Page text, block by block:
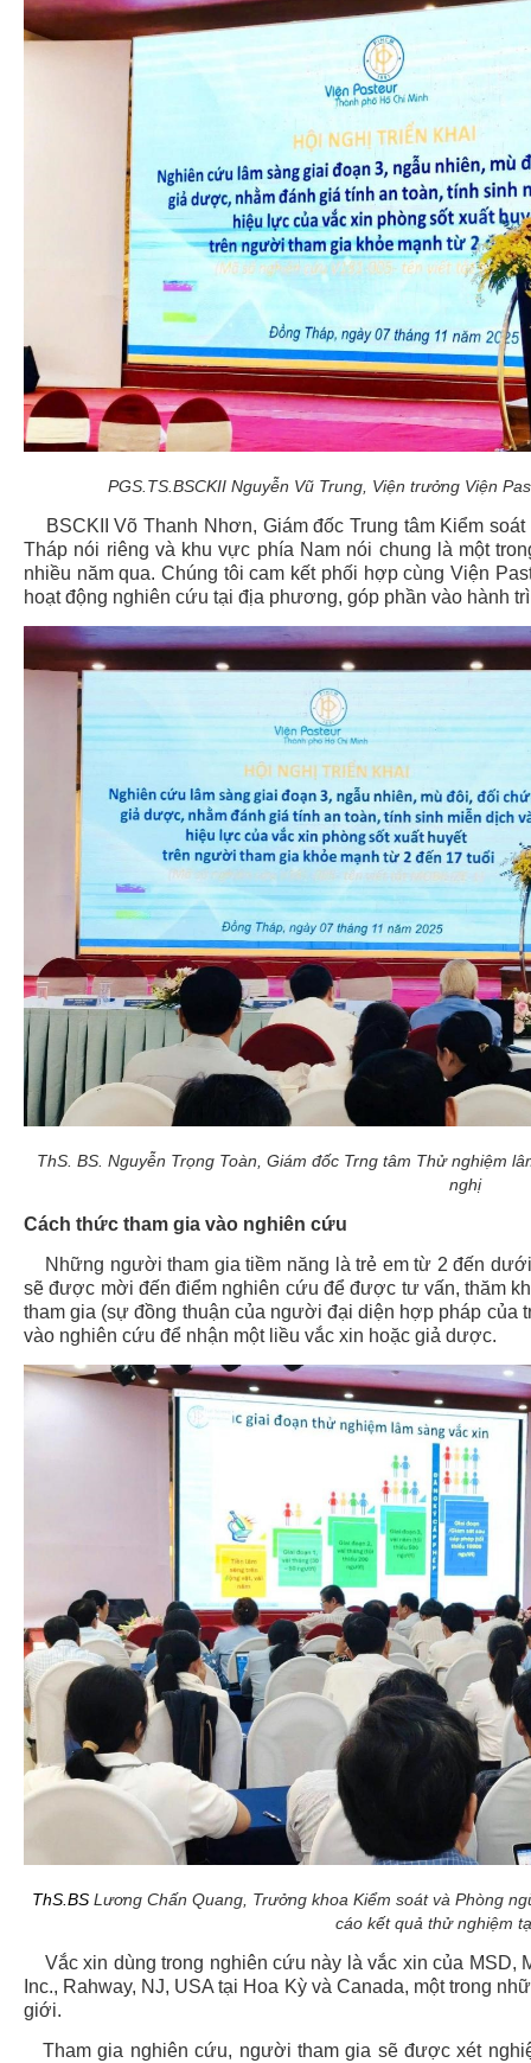
PGS.TS.BSCKII Nguyễn Vũ Trung, Viện trưởng Viện
BSCKII Võ Thanh Nhơn, Giám đốc Trung tâm Kiểm
Tháp nói riêng và khu vực phía Nam nói chung là một
nhiều năm qua. Chúng tôi cam kết phối hợp cùng Viện
hoạt động nghiên cứu tại địa phương, góp phần vào hành
ThS. BS. Nguyễn Trọng Toàn,Giám đốc Trng tâm Thử nghiệm
nghị
Cách thức tham gia vào nghiên cứu
Những người tham gia tiềm năng là trẻ em từ 2 đến
sẽ được mời đến điểm nghiên cứu để được tư vấn, thăm
tham gia (sự đồng thuận của người đại diện hợp pháp của
vào nghiên cứu để nhận một liều vắc xin hoặc giả dược.
ThS.BS Lương Chấn Quang, Trưởng khoa Kiểm soát và Phòng
cáo kết quả thử nghiệm
Vắc xin dùng trong nghiên cứu này là vắc xin của MSD,
Inc., Rahway, NJ, USA tại Hoa Kỳ và Canada, một trong
giới.
Tham gia nghiên cứu, người tham gia sẽ được xét